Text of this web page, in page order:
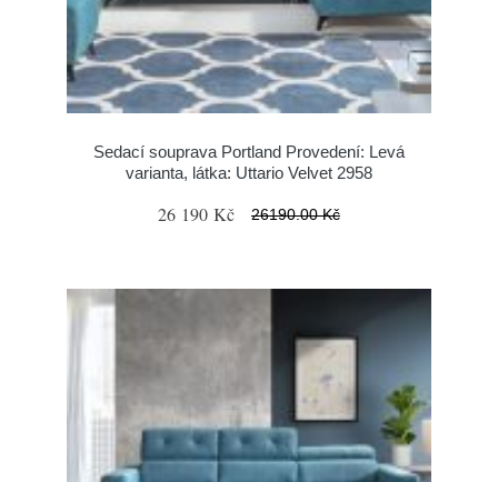
Sedací souprava Portland Provedení: Levá
varianta, látka: Uttario Velvet 2958
26 190 Kč 26190.00 Kč